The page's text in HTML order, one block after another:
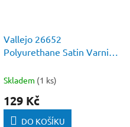
Vallejo 26652
Polyurethane Satin Varnish
Skladem (1 ks)
129 Kč
DO KOŠÍKU